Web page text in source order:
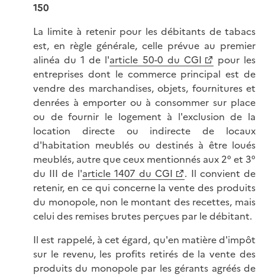
150
La limite à retenir pour les débitants de tabacs
est, en règle générale, celle prévue au premier
alinéa du 1 de l'article 50-0 du CGI
pour les
entreprises dont le commerce principal est de
vendre des marchandises, objets, fournitures et
denrées à emporter ou à consommer sur place
ou de fournir le logement à l'exclusion de la
location directe ou indirecte de locaux
d'habitation meublés ou destinés à être loués
meublés, autre que ceux mentionnés aux 2° et 3°
du III de l'article 1407 du CGI
. Il convient de
retenir, en ce qui concerne la vente des produits
du monopole, non le montant des recettes, mais
celui des remises brutes perçues par le débitant.
Il est rappelé, à cet égard, qu'en matière d'impôt
sur le revenu, les profits retirés de la vente des
produits du monopole par les gérants agréés de